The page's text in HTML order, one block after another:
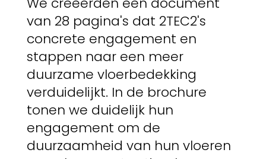
van 28 pagina's dat 2TEC2's
concrete engagement en
stappen naar een meer
duurzame vloerbedekking
verduidelijkt. In de brochure
tonen we duidelijk hun
engagement om de
duurzaamheid van hun vloeren